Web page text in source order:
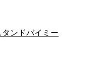
タンドバイミー